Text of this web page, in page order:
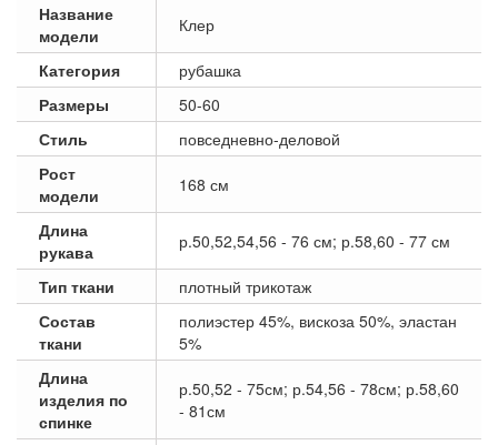
Название
модели
Клер
Категория
рубашка
Размеры
50-60
Стиль
повседневно-деловой
Рост
модели
168 см
Длина
рукава
р.50,52,54,56 - 76 см; р.58,60 - 77 см
Тип ткани
плотный трикотаж
Состав
ткани
полиэстер 45%, вискоза 50%, эластан
5%
Длина
изделия по
спинке
р.50,52 - 75см; р.54,56 - 78см; р.58,60
- 81см